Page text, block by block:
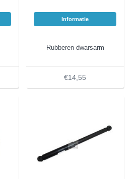
Informatie
Rubberen dwarsarm
€14,55